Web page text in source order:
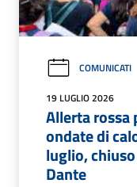
COMUNICATI
19 LUGLIO 2026
Allerta rossa
ondate di
luglio,
Dante